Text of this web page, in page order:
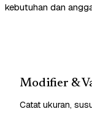
kebutuhan dan
Modifier &
Catat ukuran,